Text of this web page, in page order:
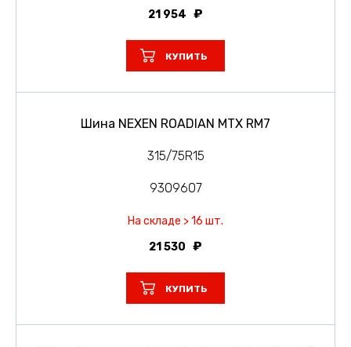
21 954
КУПИТЬ
Шина NEXEN ROADIAN MTX RM7
315/75R15
9309607
На складе > 16 шт.
21 530
КУПИТЬ